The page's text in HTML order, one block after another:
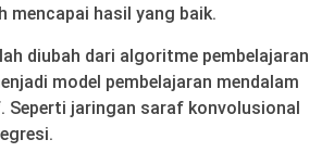
mencapai hasil yang baik.
diubah dari algoritme pembelajaran
model pembelajaran mendalam
Seperti jaringan saraf konvolusional